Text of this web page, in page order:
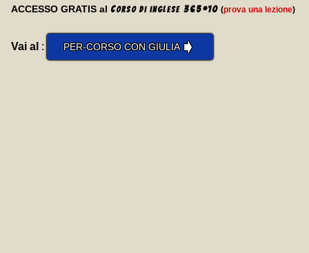
ACCESSO GRATIS al Corso di inglese 365*10 (prova una lezione)
Vai al : PER-CORSO CON GIULIA➧